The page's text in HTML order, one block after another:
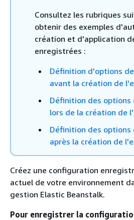
Consultez les rubriques
obtenir des exemples
création et d'application
enregistrées :
Définition d'options
avant la création de
Définition des
lors de la création de
Définition des
après la création de
Créez une configuration
actuel de votre environnement
gestion Elastic Beanstalk.
Pour enregistrer la